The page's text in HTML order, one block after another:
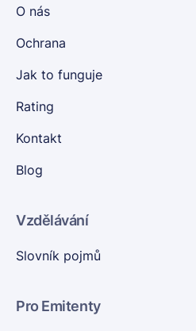
O nás
Ochrana
Jak to funguje
Rating
Kontakt
Blog
Vzdělávání
Slovník pojmů
Pro Emitenty